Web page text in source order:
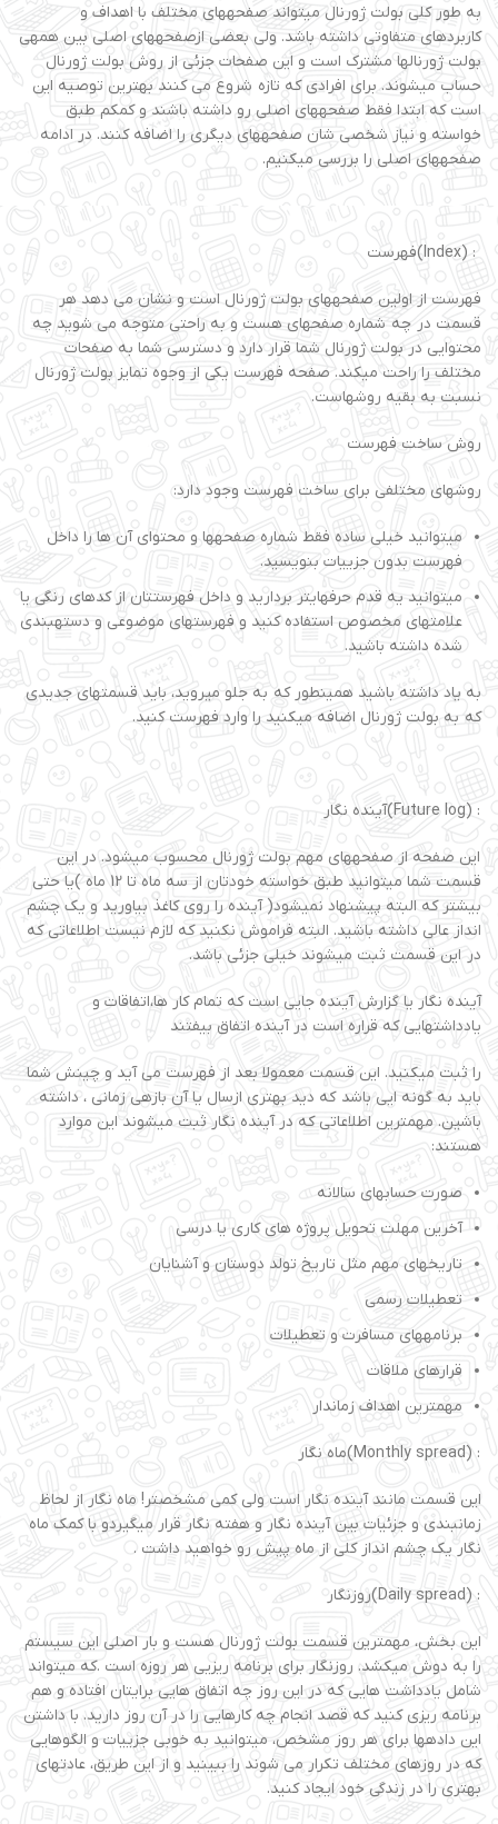
به طور کلی بولت ژورنال میتواند صفحههای مختلف با اهداف و
کاربردهای متفاوتی داشته باشد. ولی بعضی ازصفحههای اصلی بین همهی
بولت ژورنالها مشترک است و این صفحات جزئی از روش بولت ژورنال
حساب میشوند. برای افرادی که تازه شروع می کنند بهترین توصیه این
است که ابتدا فقط صفحههای اصلی رو داشته باشند و کمکم طبق
خواسته و نیاز شخصی شان صفحههای دیگری را اضافه کنند. در ادامه
صفحههای اصلی را بررسی میکنیم.
: (Index)فهرست
فهرست از اولین صفحههای بولت ژورنال است و نشان می دهد هر
قسمت در چه شماره صفحهای هست و به راحتی متوجه می شوید چه
محتوایی در بولت ژورنال شما قرار دارد و دسترسی شما به صفحات
مختلف را راحت میکند. صفحه فهرست یکی از وجوه تمایز بولت ژورنال
نسبت به بقیه روشهاست.
روش ساخت فهرست
روشهای مختلفی برای ساخت فهرست وجود دارد:
میتوانید خیلی ساده فقط شماره صفحهها و محتوای آن ها را داخل
فهرست بدون جزییات بنویسید.
میتوانید یه قدم حرفهایتر بردارید و داخل فهرستتان از کدهای رنگی یا
علامتهای مخصوص استفاده کنید و فهرستهای موضوعی و دستهبندی
شده داشته باشید.
به یاد داشته باشید همینطور که به جلو میروید، باید قسمتهای جدیدی
که به بولت ژورنال اضافه میکنید را وارد فهرست کنید.
: (Future log)آینده نگار
این صفحه از صفحههای مهم بولت ژورنال محسوب میشود. در این
قسمت شما میتوانید طبق خواسته خودتان از سه ماه تا 12 ماه )یا حتی
بیشتر که البته پیشنهاد نمیشود( آینده را روی کاغذ بیاورید و یک چشم
انداز عالی داشته باشید. البته فراموش نکنید که لازم نیست اطلاعاتی که
در این قسمت ثبت میشوند خیلی جزئی باشد.
آینده نگار یا گزارش آینده جایی است که تمام کار ها،اتفاقات و
یادداشتهایی که قراره است در آینده اتفاق بیفتند
را ثبت میکنید. این قسمت معمولا بعد از فهرست می آید و چینش شما
باید به گونه ایی باشد که دید بهتری ازسال یا آن بازهی زمانی ، داشته
باشین. مهمترین اطلاعاتی که در آینده نگار ثبت میشوند این موارد
هستند:
صورت حسابهای سالانه
آخرین مهلت تحویل پروژه های کاری یا درسی
تاریخهای مهم مثل تاریخ تولد دوستان و آشنایان
تعطیلات رسمی
برنامههای مسافرت و تعطیلات
قرارهای ملاقات
مهمترین اهداف زماندار
: (Monthly spread)ماه نگار
این قسمت مانند آینده نگار است ولی کمی مشخصتر! ماه نگار از لحاظ
زمانبندی و جزئیات بین آینده نگار و هفته نگار قرار میگیردو با کمک ماه
نگار یک چشم انداز کلی از ماه پیش رو خواهید داشت .
: (Daily spread)روزنگار
این بخش، مهمترین قسمت بولت ژورنال هست و بار اصلی این سیستم
را به دوش میکشد. روزنگار برای برنامه ریزیی هر روزه است .که میتواند
شامل یادداشت هایی که در این روز چه اتفاق هایی برایتان افتاده و هم
برنامه ریزی کنید که قصد انجام چه کارهایی را در آن روز دارید. با داشتن
این دادهها برای هر روز مشخص، میتوانید به خوبی جزییات و الگوهایی
که در روزهای مختلف تکرار می شوند را ببینید و از این طریق، عادتهای
بهتری را در زندگی خود ایجاد کنید.